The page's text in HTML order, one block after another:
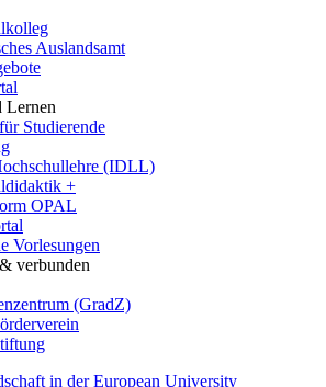
Auslandsamt
Lernen
Studierende
(IDLL)
+
OPAL
Vorlesungen
verbunden
(GradZ)